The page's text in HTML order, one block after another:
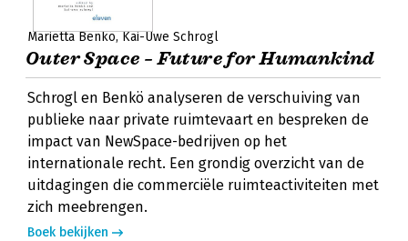
Marietta Benkö Kai-Uwe Schrogl
Outer Space – Future for Humankind
Schrogl en Benkö analyseren de verschuiving van
publieke naar private ruimtevaart en bespreken de
impact van NewSpace-bedrijven op het
internationale recht. Een grondig overzicht van de
uitdagingen die commerciële ruimteactiviteiten met
zich meebrengen.
Boek bekijken